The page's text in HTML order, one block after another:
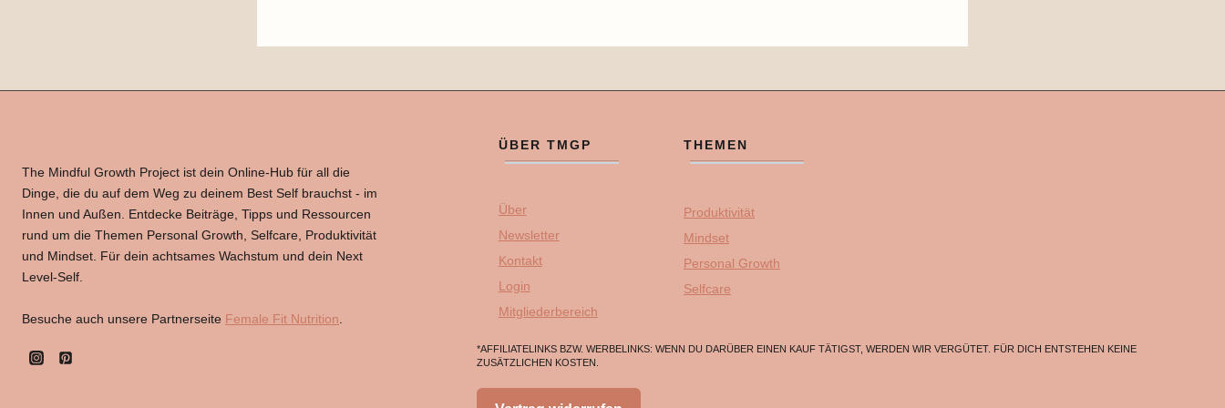
The Mindful Growth Project ist dein Online-Hub für all die
Dinge, die du auf dem Weg zu deinem Best Self brauchst - im
Innen und Außen. Entdecke Beiträge, Tipps und Ressourcen
rund um die Themen Personal Growth, Selfcare, Produktivität
und Mindset. Für dein achtsames Wachstum und dein Next
Level-Self.
Besuche auch unsere Partnerseite Female Fit Nutrition
ÜBER TMGP
Über
Newsletter
Kontakt
Login
Mitgliederbereich
THEMEN
Produktivität
Mindset
Personal Growth
Selfcare
*AFFILIATELINKS BZW. WERBELINKS: WENN DU DARÜBER EINEN KAUF TÄTIGST, WERDEN WIR VERGÜTET. FÜR DICH ENTSTEHEN KEINE
ZUSÄTZLICHEN KOSTEN.